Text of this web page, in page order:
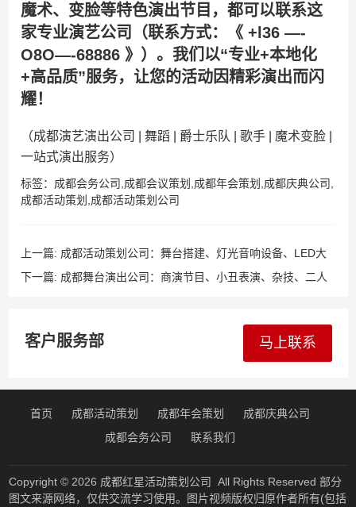
魔术、变脸等特色演出节目，都可以联系这
家专业演艺公司（联系方式：《 +l36 —-
O8O—-68886 》）。我们以“专业+本地化
+高品质”服务，让您的活动因精彩演出而闪
耀！
（成都演艺演出公司 | 舞蹈 | 爵士乐队 | 歌手 | 魔术变脸 |
一站式演出服务）
标签： 成都会务公司 成都会议策划 成都年会策划 成都庆典公司
成都活动策划 成都活动策划公司
上一篇: 成都活动策划公司：舞台搭建、灯光音响设备、LED大
屏幕、舞台背景板搭建、演出设备和活动用品、以及会场布置等
下一篇: 成都舞台演出公司：商演节目、小丑表演、杂技、二人
客户服务部 马上联系
首页 成都活动策划 成都年会策划
成都庆典公司
成都会务公司
联系我们
Copyright © 2026 成都红星活动策划公司 All Rights Reserved 部分
图文来源网络，仅供交流学习使用。图片视频版权归原作者所有(包括